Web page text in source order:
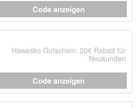
Code anzeigen
Hawesko Gutschein: 20€ Rabatt für
Neukunden
Code anzeigen